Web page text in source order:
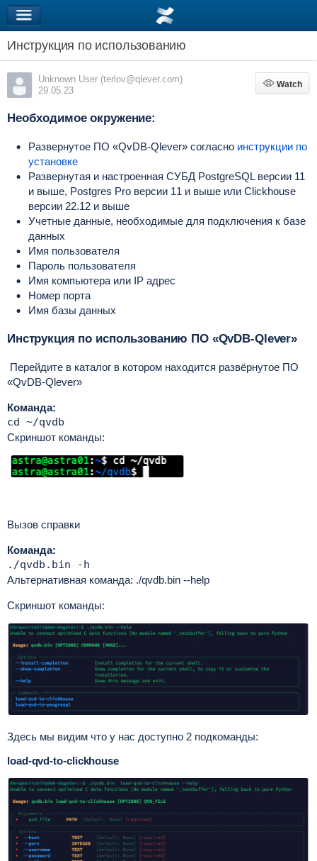
Инструкция по использованию
Unknown User (terlov@qlever.com)
29.05.23
Watch
Watch
Необходимое окружение:
Развернутое ПО «QvDB-Qlever» согласно инструкции по
установке
Развернутая и настроенная СУБД PostgreSQL версии 11
и выше, Postgres Pro версии11 и вышеили Clickhouse
версии 22.12 и выше
Учетные данные, необходимые для подключения к базе
данных
Имя пользователя
Пароль пользователя
Имя компьютера или IP адрес
Номер порта
Имя базы данных
Инструкция по использованию ПО «QvDB-Qlever»
Перейдите в каталог в котором находится развёрнутое ПО
«QvDB-Qlever»
Команда:
cd ~/qvdb
Скриншот команды:
Вызов справки
Команда:
./qvdb.bin -h
Альтернативная команда: ./qvdb.bin --help
Скриншот команды:
Здесь мы видим что у нас доступно 2 подкоманды:
load-qvd-to-clickhouse